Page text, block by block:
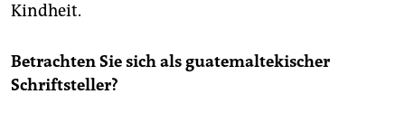
Kindheit.
Betrachten Sie sich als guatemaltekischer
Schriftsteller?